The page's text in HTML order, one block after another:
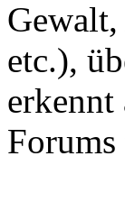
etc.),
erkennt